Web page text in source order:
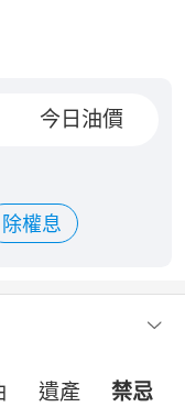
今日油價
除權息
遺產 禁忌